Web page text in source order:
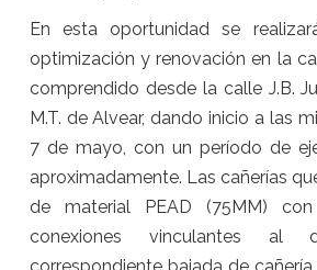
En esta oportunidad se
optimización y renovación en la
comprendido desde la calle J.B.
M.T. de Alvear, dando inicio a las
7 de mayo, con un período de
aproximadamente. Las cañerías
de material PEAD (75MM)
conexiones vinculantes